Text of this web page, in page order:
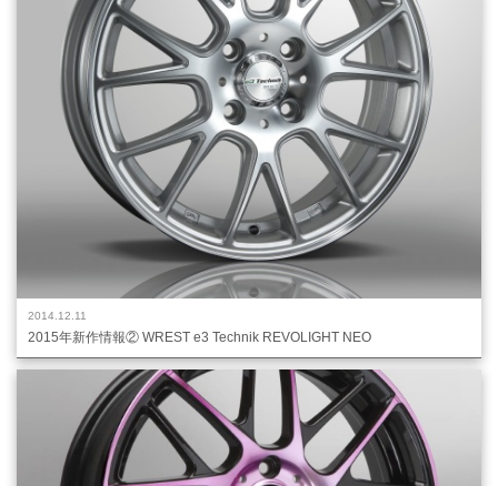
2014.12.11
2015年新作情報② WREST e3 Technik REVOLIGHT NEO